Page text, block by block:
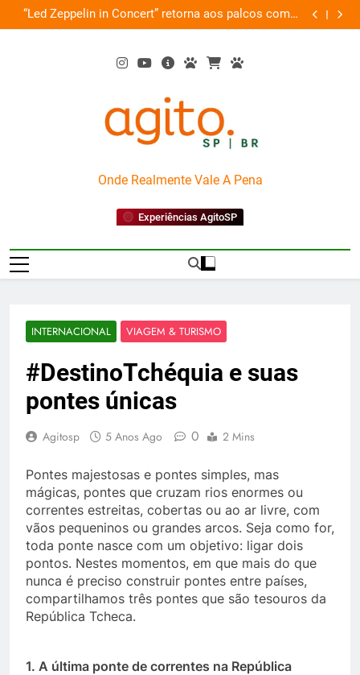
Skip
to
Zeppelin in Concert” retorna aos palcos com a
Nova Orquestra
Cobasi
AgitoSP
Onde Realmente Vale A Pena
Experiências AgitoSP
INTERNACIONAL VIAGEM & TURISMO
#DestinoTchéquia e suas
pontes únicas
Agitosp 5 Anos Ago 0 2 Mins
Pontes majestosas e pontes simples, mas
mágicas, pontes que cruzam rios enormes ou
correntes estreitas, cobertas ou ao ar livre, com
vãos pequeninos ou grandes arcos. Seja como for,
toda ponte nasce com um objetivo: ligar dois
pontos. Nestes momentos, em que mais do que
nunca é preciso construir pontes entre países,
compartilhamos três pontes que são tesouros da
República Tcheca.
1. A última ponte de correntes na República